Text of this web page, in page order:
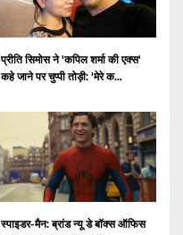
प्रीति सिमोस ने 'कपिल शर्मा की एक्स'
कहे जाने पर चुप्पी तोड़ी: 'मेरे क...
स्पाइडर-मैन: ब्रांड न्यू डे बॉक्स ऑफिस